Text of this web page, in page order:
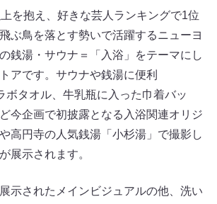
を抱え、好きな芸人ランキングで1位
ぶ鳥を落とす勢いで活躍するニューヨ
銭湯・サウナ＝「入浴」をテーマにし
アです。サウナや銭湯に便利
ボタオル、牛乳瓶に入った巾着バッ
今企画で初披露となる入浴関連オリジ
高円寺の人気銭湯「小杉湯」で撮影し
展示されます。
示されたメインビジュアルの他、洗い